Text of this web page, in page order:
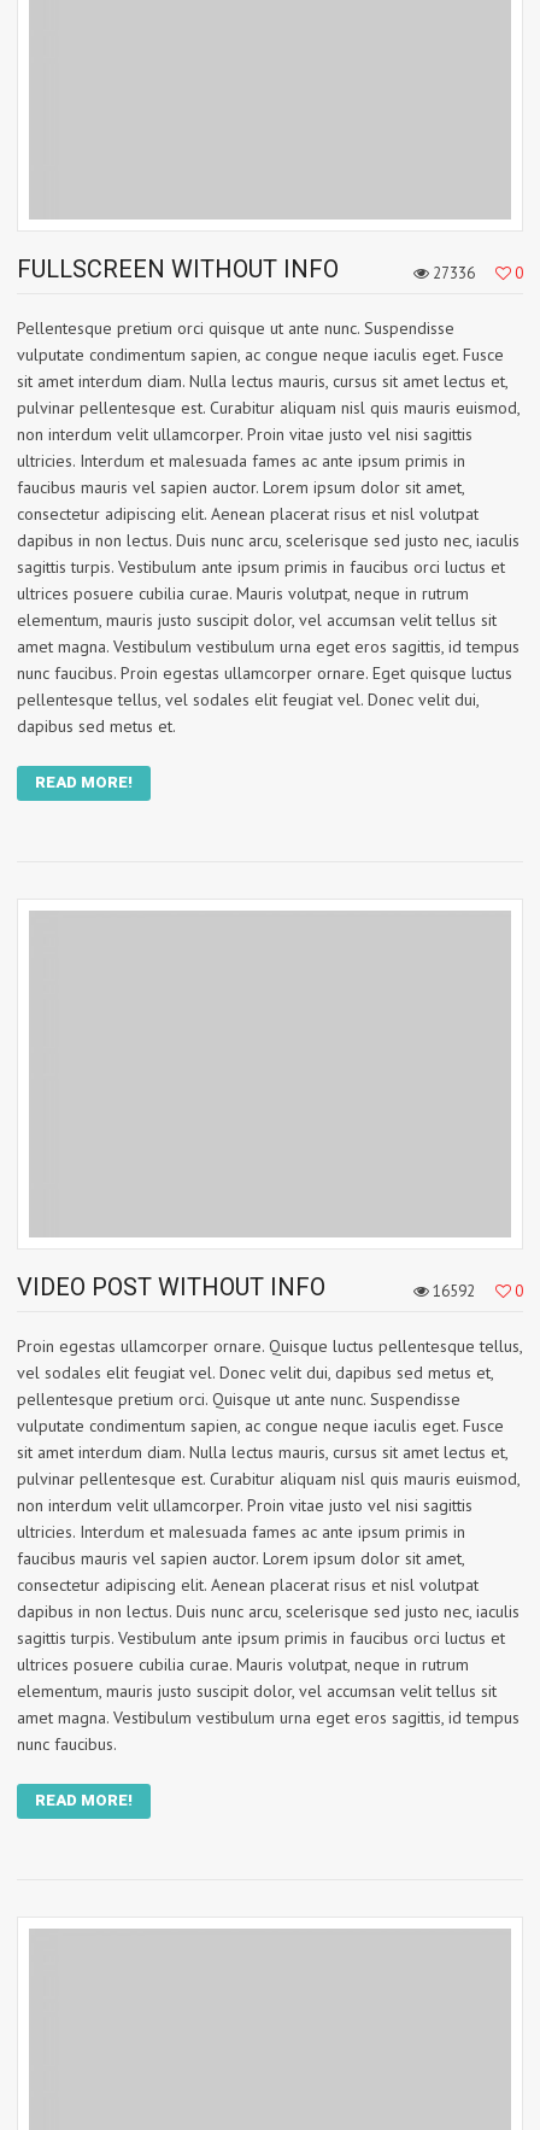
FULLSCREEN WITHOUT INFO 27336 0
Pellentesque pretium orci quisque ut ante nunc. Suspendisse
vulputate condimentum sapien, ac congue neque iaculis eget. Fusce
sit amet interdum diam. Nulla lectus mauris, cursus sit amet lectus et,
pulvinar pellentesque est. Curabitur aliquam nisl quis mauris euismod,
non interdum velit ullamcorper. Proin vitae justo vel nisi sagittis
ultricies. Interdum et malesuada fames ac ante ipsum primis in
faucibus mauris vel sapien auctor. Lorem ipsum dolor sit amet,
consectetur adipiscing elit. Aenean placerat risus et nisl volutpat
dapibus in non lectus. Duis nunc arcu, scelerisque sed justo nec, iaculis
sagittis turpis. Vestibulum ante ipsum primis in faucibus orci luctus et
ultrices posuere cubilia curae. Mauris volutpat, neque in rutrum
elementum, mauris justo suscipit dolor, vel accumsan velit tellus sit
amet magna. Vestibulum vestibulum urna eget eros sagittis, id tempus
nunc faucibus. Proin egestas ullamcorper ornare. Eget quisque luctus
pellentesque tellus, vel sodales elit feugiat vel. Donec velit dui,
dapibus sed metus et.
READ MORE!
VIDEO POST WITHOUT INFO 16592 0
Proin egestas ullamcorper ornare. Quisque luctus pellentesque tellus,
vel sodales elit feugiat vel. Donec velit dui, dapibus sed metus et,
pellentesque pretium orci. Quisque ut ante nunc. Suspendisse
vulputate condimentum sapien, ac congue neque iaculis eget. Fusce
sit amet interdum diam. Nulla lectus mauris, cursus sit amet lectus et,
pulvinar pellentesque est. Curabitur aliquam nisl quis mauris euismod,
non interdum velit ullamcorper. Proin vitae justo vel nisi sagittis
ultricies. Interdum et malesuada fames ac ante ipsum primis in
faucibus mauris vel sapien auctor. Lorem ipsum dolor sit amet,
consectetur adipiscing elit. Aenean placerat risus et nisl volutpat
dapibus in non lectus. Duis nunc arcu, scelerisque sed justo nec, iaculis
sagittis turpis. Vestibulum ante ipsum primis in faucibus orci luctus et
ultrices posuere cubilia curae. Mauris volutpat, neque in rutrum
elementum, mauris justo suscipit dolor, vel accumsan velit tellus sit
amet magna. Vestibulum vestibulum urna eget eros sagittis, id tempus
nunc faucibus.
READ MORE!